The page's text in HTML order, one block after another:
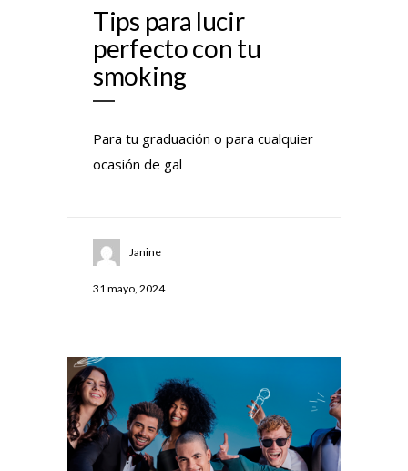
Tips para lucir
perfecto con tu
smoking
Para tu graduación o para cualquier
ocasión de gal
Janine
31 mayo, 2024